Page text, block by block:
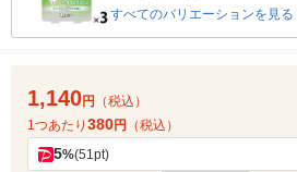
すべてのバリエーションを見る
1,140円
（税込）
1つあたり 380円 （税込）
5%(51pt)